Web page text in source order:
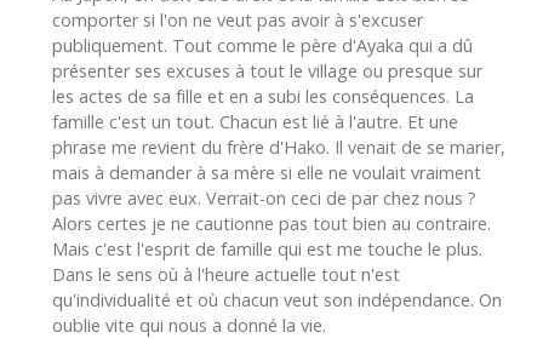
comporter si l'on ne veut pas avoir à s'excuser
publiquement. Tout comme le père d'Ayaka qui a dû
présenter ses excuses à tout le village ou presque sur
les actes de sa fille et en a subi les conséquences. La
famille c'est un tout. Chacun est lié à l'autre. Et une
phrase me revient du frère d'Hako. Il venait de se marier,
mais à demander à sa mère si elle ne voulait vraiment
pas vivre avec eux. Verrait-on ceci de par chez nous ?
Alors certes je ne cautionne pas tout bien au contraire.
Mais c'est l'esprit de famille qui est me touche le plus.
Dans le sens où à l'heure actuelle tout n'est
qu'individualité et où chacun veut son indépendance. On
oublie vite qui nous a donné la vie.